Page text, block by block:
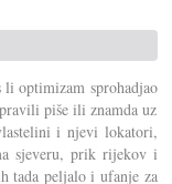
optimizam sprohadjao
piše ili znamda uz
i njevi lokatori,
sjeveru, prik rijekov i
tada peljalo i ufanje za